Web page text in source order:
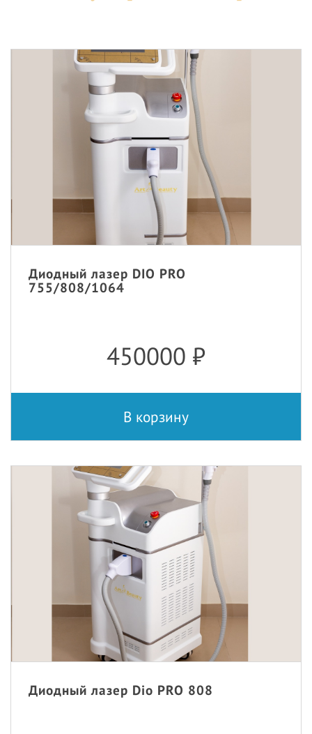
Диодный лазер DIO PRO
755/808/1064
450000 ₽
В корзину
Диодный лазер Dio PRO 808